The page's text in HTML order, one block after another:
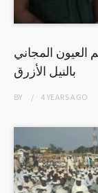
المجاني
بالنيل الأزرق
BY 4 YEARSAGO